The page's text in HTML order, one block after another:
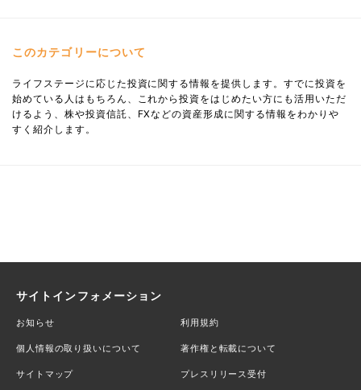
このカテゴリーについて
ライフステージに応じた投資に関する情報を提供します。すでに投資を
始めている人はもちろん、これから投資をはじめたい方にも活用いただ
けるよう、株や投資信託、FXなどの資産形成に関する情報をわかりや
すく紹介します。
サイトインフォメーション
お知らせ 利用規約
個人情報の取り扱いについて 著作権と転載について
サイトマップ プレスリリース受付